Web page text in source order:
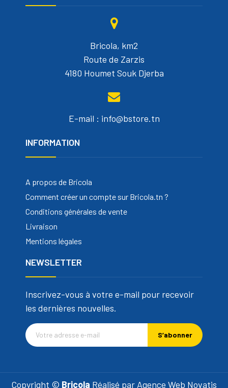
Bricola, km2
Route de Zarzis
4180 Houmet Souk Djerba
E-mail : info@bstore.tn
INFORMATION
A propos de Bricola
Comment créer un compte sur Bricola.tn ?
Conditions générales de vente
Livraison
Mentions légales
NEWSLETTER
Inscrivez-vous à votre e-mail pour recevoir
les dernières nouvelles.
S’abonner
Copyright © Bricola Réalisé par Agence Web Novatis